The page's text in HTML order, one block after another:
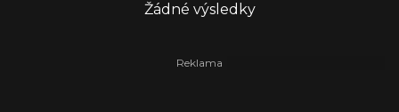
Žádné výsledky